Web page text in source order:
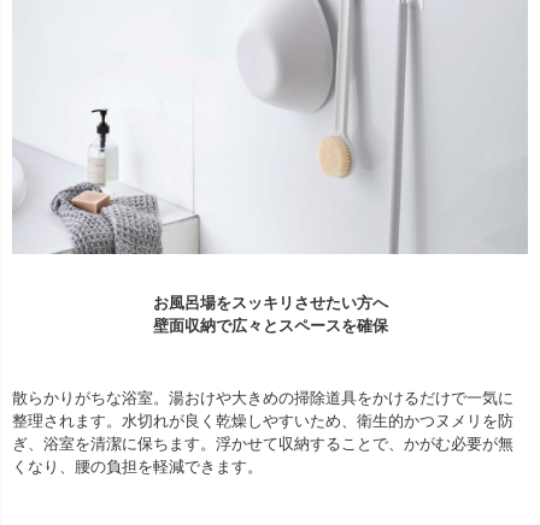
お風呂場をスッキリさせたい方へ
壁面収納で広々とスペースを確保
散らかりがちな浴室。湯おけや大きめの掃除道具をかけるだけで一気に
整理されます。水切れが良く乾燥しやすいため、衛生的かつヌメリを防
ぎ、浴室を清潔に保ちます。浮かせて収納することで、かがむ必要が無
くなり、腰の負担を軽減できます。